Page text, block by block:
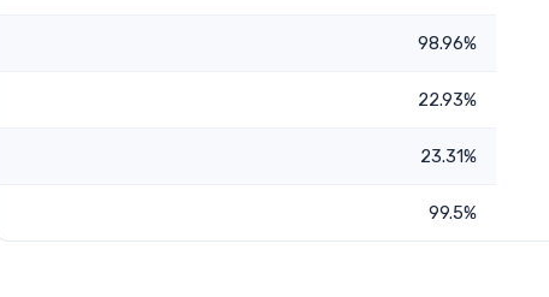
98.96%
22.93%
23.31%
99.5%